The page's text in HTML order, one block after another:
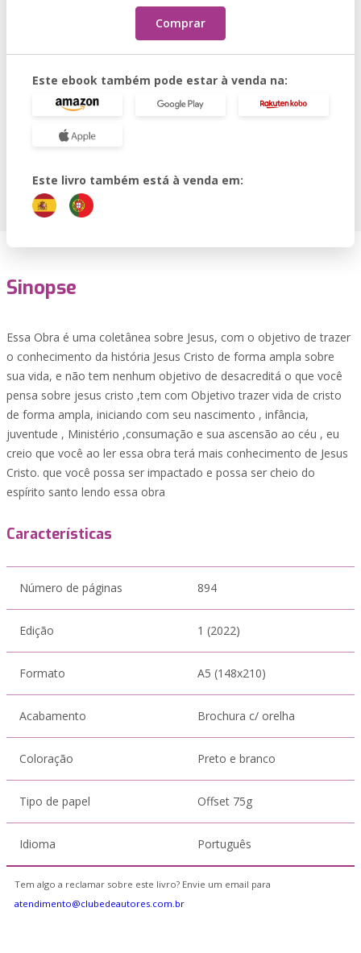
Comprar
Este ebook também pode estar à venda na:
Este livro também está à venda em:
Sinopse
Essa Obra é uma coletânea sobre Jesus, com o objetivo de trazer
o conhecimento da história Jesus Cristo de forma ampla sobre
sua vida, e não tem nenhum objetivo de desacreditá o que você
pensa sobre jesus cristo ,tem com Objetivo trazer vida de cristo
de forma ampla, iniciando com seu nascimento , infância,
juventude , Ministério ,consumação e sua ascensão ao céu , eu
creio que você ao ler essa obra terá mais conhecimento de Jesus
Cristo. que você possa ser impactado e possa ser cheio do
espírito santo lendo essa obra
Características
Número de páginas 894
Edição 1 (2022)
Formato A5 (148x210)
Acabamento Brochura c/ orelha
Coloração Preto e branco
Tipo de papel Offset 75g
Idioma Português
Tem algo a reclamar sobre este livro? Envie um email para
atendimento@clubedeautores.com.br